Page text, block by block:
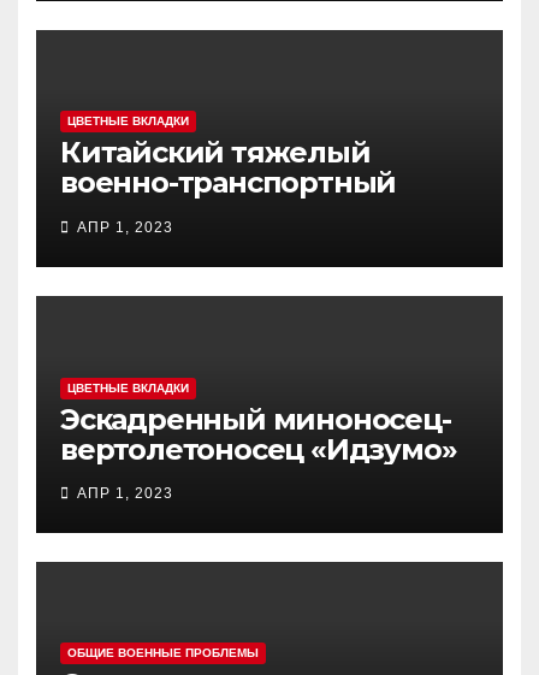
ЦВЕТНЫЕ ВКЛАДКИ
Китайский тяжелый
военно-транспортный
самолет (BTC) Y-20
(«ЮНЬ-20») «Куньпин»
АПР 1, 2023
ЦВЕТНЫЕ ВКЛАДКИ
Эскадренный миноносец-
вертолетоносец «Идзумо»
АПР 1, 2023
ОБЩИЕ ВОЕННЫЕ ПРОБЛЕМЫ